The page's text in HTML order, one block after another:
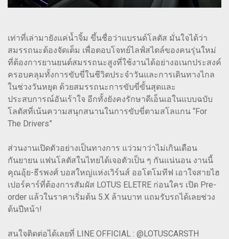
เท่าที่เล่ามายังแค่น้ำจิ้ม ขึ้นชื่อว่าแบรนด์โลตัส มั่นใจได้ว่า
สมรรถนะต้องจัดเต็ม เพื่อตอบโจทย์ไลฟ์สไตล์ของคนรุ่นใหม่
ที่ต้องการยานยนต์สมรรถนะสูงที่ใช้งานได้อย่างอเนกประสงค์
ครอบคลุมทั้งการขับขี่ในชีวิตประจำวันและการเดินทางไกล
ในช่วงวันหยุด ด้วยสมรรถนะการขับขี่ขั้นสุดและ
ประสบการณ์อันเร้าใจ อีกทั้งยังคงรักษาดีเอ็นเอในแบบฉบับ
โลตัสที่เน้นความสนุกสนานในการขับขี่ตามสโลแกน “For
The Drivers”
ส่วนงานเปิดตัวอย่างเป็นทางการ แว่วมาว่าไม่เกินเดือน
กันยายน แฟนโลตัสในไทยได้เจอตัวเป็น ๆ กันแน่นอน งานนี้
คุณอุ้ย-ธีรพงศ์ บอสใหญ่แห่งเวิร์นส์ ออโตโมทีฟ เอาใจสายไฮ
เปอร์คาร์ที่ต้องการสัมผัส LOTUS ELETRE ก่อนใคร เปิด Pre-
order แล้วในราคาเริ่มต้น 5.X ล้านบาท แถมรับรถได้เลยช่วง
ต้นปีหน้า!
สนใจติดต่อได้เลยที่ LINE OFFICIAL : @LOTUSCARSTH